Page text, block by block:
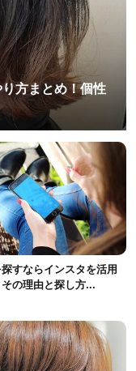
方まとめ！個性
すならインスタを活用
その理由と探し方...